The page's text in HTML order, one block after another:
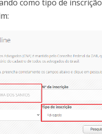
como tipo de inscrição